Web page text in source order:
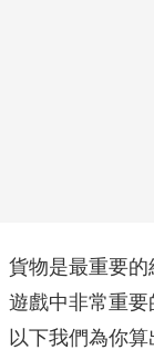
貨物是最重要
遊戲中非常重要
以下我們為你